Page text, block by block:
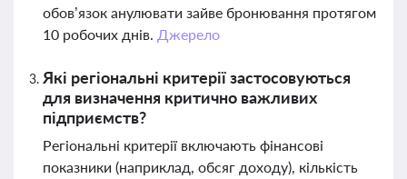
обов’язок анулювати зайве бронювання протягом
10 робочих днів. Джерело
Які регіональні критерії застосовуються
для визначення критично важливих
підприємств?
Регіональні критерії включають фінансові
показники (наприклад, обсяг доходу), кількість